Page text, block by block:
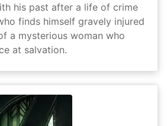
his past after a life of crime
finds himself gravely injured
a mysterious woman who
at salvation.